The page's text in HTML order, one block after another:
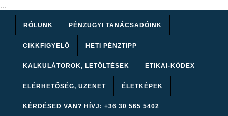
...
RÓLUNK PÉNZÜGYI TANÁCSADÓINK
CIKKFIGYELŐ HETI PÉNZTIPP
KALKULÁTOROK, LETÖLTÉSEK ETIKAI-KÓDEX
ELÉRHETŐSÉG, ÜZENET ÉLETKÉPEK
KÉRDÉSED VAN? HÍVJ: +36 30 565 5402